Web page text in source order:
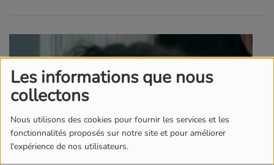
Les informations que nous
collectons
Nous utilisons des cookies pour fournir les services et les
fonctionnalités proposés sur notre site et pour améliorer
l'expérience de nos utilisateurs.